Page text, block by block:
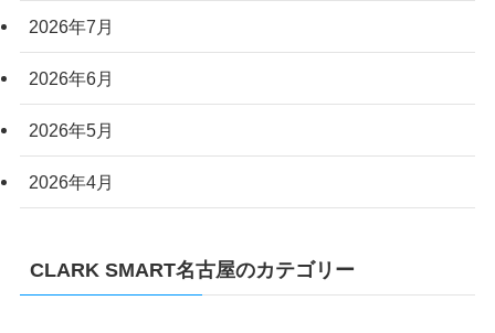
2026年7月
2026年6月
2026年5月
2026年4月
CLARK SMART名古屋のカテゴリー